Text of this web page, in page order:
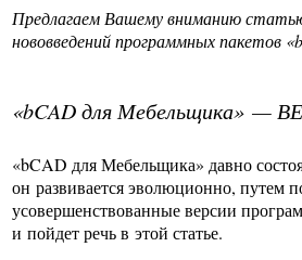
Предлагаем Вашему вниманию
нововведений программных пакетов
«bCAD для Мебельщика» —
«bCAD для Мебельщика» давно
он развивается эволюционно, путем
усовершенствованные версии
и пойдет речь в этой статье.